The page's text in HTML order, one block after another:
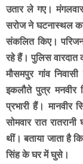
उतार ले गए।
सरोज ने घटनास्थल
संकलित किए।
रहे हैं। पुलिस
मौसमपुर गांव
इकलौते पुत्र मनवीर
प्रभारी हैं। मानवीर
सोमवार रात
थीं। बताया जाता है
सिंह के घर में घुसे।